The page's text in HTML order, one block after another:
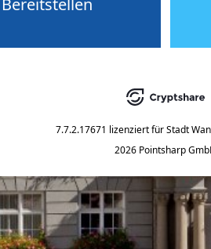
Bereitstellen
7.7.2.17671 lizenziert für Stadt
2026 Pointsharp